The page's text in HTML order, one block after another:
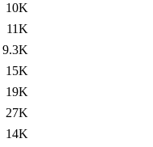
10K
11K
9.3K
15K
19K
27K
14K